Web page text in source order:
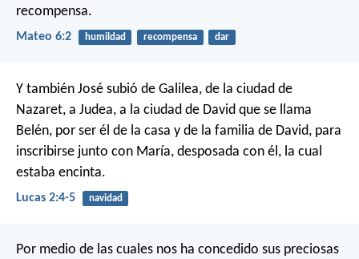
recompensa.
Mateo 6:2 humildad recompensa dar
Y también José subió de Galilea, de la ciudad de
Nazaret, a Judea, a la ciudad de David que se llama
Belén, por ser él de la casa y de la familia de David, para
inscribirse junto con María, desposada con él, la cual
estaba encinta.
Lucas 2:4-5 navidad
Por medio de las cuales nos ha concedido sus preciosas